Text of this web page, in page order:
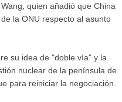
quien añadió que China
la ONU respecto al asunto
su idea de "doble vía" y la
nuclear de la península de
para reiniciar la negociación.